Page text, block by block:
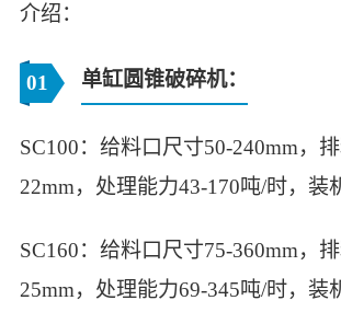
介绍：
01 ‌单缸圆锥破碎机‌：
SC100：给料口尺寸50-240mm，
22mm，处理能力43-170吨/时，装
SC160：给料口尺寸75-360mm，
25mm，处理能力69-345吨/时，装